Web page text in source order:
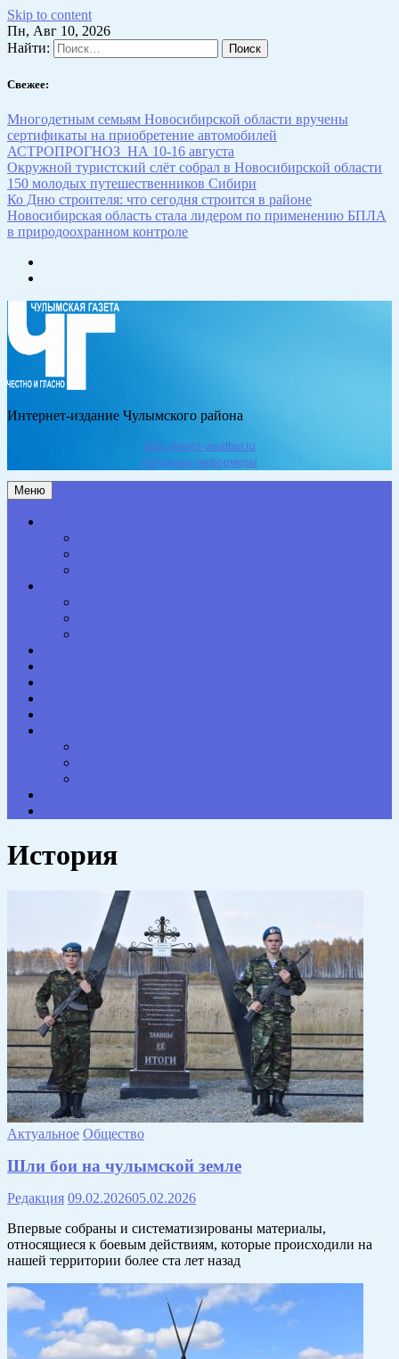
Skip to content
Пн, Авг 10, 2026
Найти:
Свежее:
Многодетным семьям Новосибирской области вручены
сертификаты на приобретение автомобилей
АСТРОПРОГНОЗ НА 10-16 августа
Окружной туристский слёт собрал в Новосибирской области
150 молодых путешественников Сибири
Ко Дню строителя: что сегодня строится в районе
Новосибирская область стала лидером по применению БПЛА
в природоохранном контроле
Интернет-издание Чулымского района
https://world-weather.ru
Погодные информеры
Меню
История
Актуальное Общество
Шли бои на чулымской земле
Редакция 09.02.202605.02.2026
Впервые собраны и систематизированы материалы,
относящиеся к боевым действиям, которые происходили на
нашей территории более ста лет назад